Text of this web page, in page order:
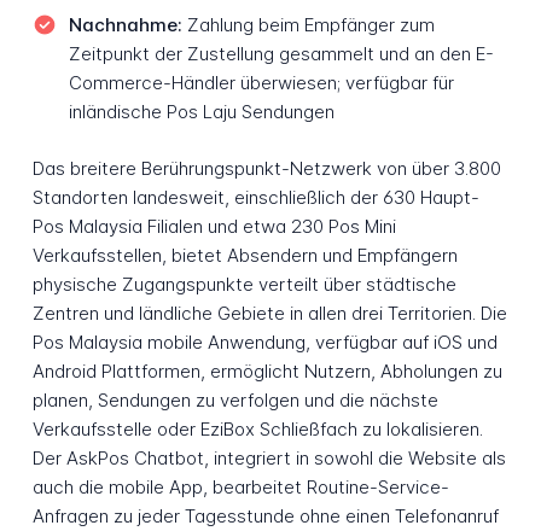
Nachnahme: Zahlung beim Empfänger zum
Zeitpunkt der Zustellung gesammelt und an den E-
Commerce-Händler überwiesen; verfügbar für
inländische Pos Laju Sendungen
Das breitere Berührungspunkt-Netzwerk von über 3.800
Standorten landesweit, einschließlich der 630 Haupt-
Pos Malaysia Filialen und etwa 230 Pos Mini
Verkaufsstellen, bietet Absendern und Empfängern
physische Zugangspunkte verteilt über städtische
Zentren und ländliche Gebiete in allen drei Territorien. Die
Pos Malaysia mobile Anwendung, verfügbar auf iOS und
Android Plattformen, ermöglicht Nutzern, Abholungen zu
planen, Sendungen zu verfolgen und die nächste
Verkaufsstelle oder EziBox Schließfach zu lokalisieren.
Der AskPos Chatbot, integriert in sowohl die Website als
auch die mobile App, bearbeitet Routine-Service-
Anfragen zu jeder Tagesstunde ohne einen Telefonanruf